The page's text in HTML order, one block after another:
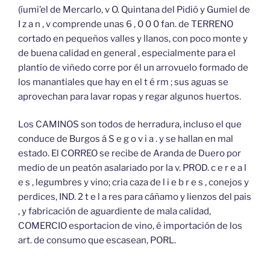
(íumi’el de Mercarlo, v O. Quintana del Pidió y Gumiel de
I z a n , v comprende unas 6 , 0 0 0 fan. de TERRENO
cortado en pequeños valles y llanos, con poco monte y
de buena calidad en general , especialmente para el
plantío de viñedo corre por él un arrovuelo formado de
los manantiales que hay en el t é rm ; sus aguas se
aprovechan para lavar ropas y regar algunos huertos.
Los CAMINOS son todos de herradura, incluso el que
conduce de Burgos á S e g o v i a . y se hallan en mal
estado. El CORREO se recibe de Aranda de Duero por
medio de un peatón asalariado por la v. PROD. c e r e a l
e s , legumbres y vino; cria caza de l i e b r e s , conejos y
perdices, IND. 2 t e l a res para cáñamo y lienzos del pais
, y fabricación de aguardiente de mala calidad,
COMERCIO esportacion de vino, é importación de los
art. de consumo que escasean, PORL.